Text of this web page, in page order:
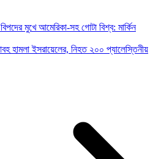
মুখে আমেরিকা-সহ গোটা বিশ্ব: মার্কিন
হামলা ইসরায়েলের, নিহত ২০০ প্যালেস্তিনীয়